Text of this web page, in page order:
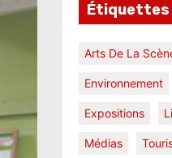
Étiquettes
Arts De La
Environnement
Expositions
Médias